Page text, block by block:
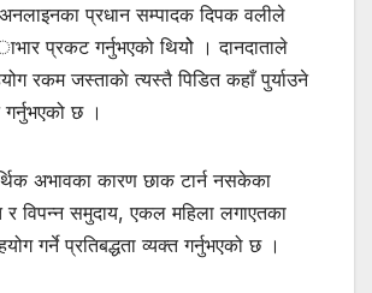
अनलाइनका प्रधान सम्पादक दिपक वलीले
प्रकट गर्नुभएको थियोे । दानदाताले
रकम जस्ताकाे त्यस्तै पिडित कहाँ पुर्याउने
गर्नुभएको छ ।
अभावका कारण छाक टार्न नसकेका
विपन्न समुदाय, एकल महिला लगाएतका
गर्ने प्रतिबद्धता व्यक्त गर्नुभएको छ ।